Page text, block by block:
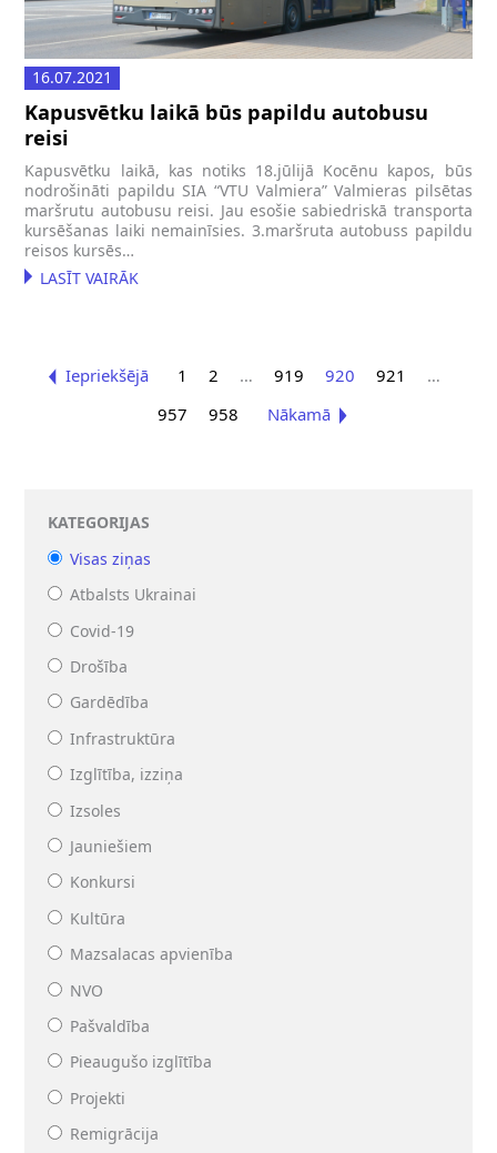
KATEGORIJAS
Visas ziņas
Atbalsts Ukrainai
Covid-19
Drošība
Gardēdība
Infrastruktūra
Izglītība, izziņa
Izsoles
Jauniešiem
Konkursi
Kultūra
Mazsalacas apvienība
NVO
Pašvaldība
Pieaugušo izglītība
Projekti
Remigrācija
16.07.2021
Kapusvētku laikā būs papildu autobusu
reisi
Kapusvētku laikā, kas notiks 18.jūlijā Kocēnu kapos, būs
nodrošināti papildu SIA “VTU Valmiera” Valmieras pilsētas
maršrutu autobusu reisi. Jau esošie sabiedriskā transporta
kursēšanas laiki nemainīsies. 3.maršruta autobuss papildu
reisos kursēs…
LASĪT VAIRĀK
Iepriekšējā 1 2 … 919 920 921
…
957
958 Nākamā